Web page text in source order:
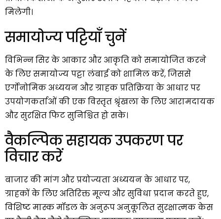
मिलेगी।
समायोज्य पट्टियाँ चुनें
विभिन्न सिर के आकार और आकृति को समायोजित करने
के लिए समायोज्य पट्टा लंबाई को शामिल करें, जिससे
एर्गोनोमिक अध्ययन और ग्राहक प्रतिक्रिया के आधार पर
उपयोगकर्ताओं की एक विस्तृत श्रृंखला के लिए आरामदायक
और सुरक्षित फिट सुनिश्चित हो सके।
वैकल्पिक सहायक उपकरण पर
विचार करें
बाजार की मांग और प्रयोज्यता अध्ययन के आधार पर,
ग्राहकों के लिए अतिरिक्त मूल्य और सुविधा प्रदान करते हुए,
विशिष्ट मास्क मॉडल के अनुरूप अनुकूलित सुरक्षात्मक केस